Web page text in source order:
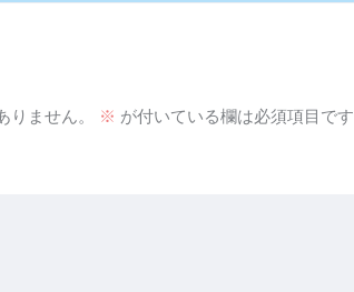
りません。 ※ が付いている欄は必須項目です